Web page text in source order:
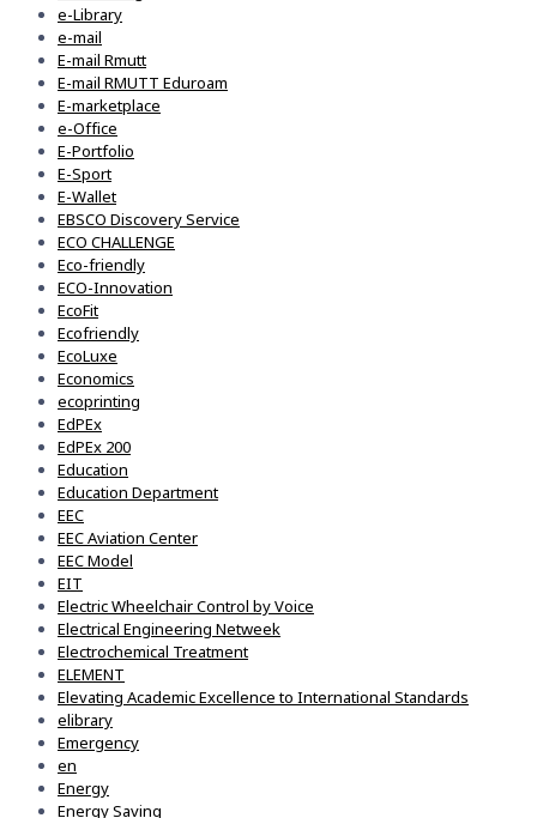
e-Library
e-mail
E-mail Rmutt
E-mail RMUTT Eduroam
E-marketplace
e-Office
E-Portfolio
E-Sport
E-Wallet
EBSCO Discovery Service
ECO CHALLENGE
Eco-friendly
ECO-Innovation
EcoFit
Ecofriendly
EcoLuxe
Economics
ecoprinting
EdPEx
EdPEx 200
Education
Education Department
EEC
EEC Aviation Center
EEC Model
EIT
Electric Wheelchair Control by Voice
Electrical Engineering Netweek
Electrochemical Treatment
ELEMENT
Elevating Academic Excellence to International Standards
elibrary
Emergency
en
Energy
Energy Saving